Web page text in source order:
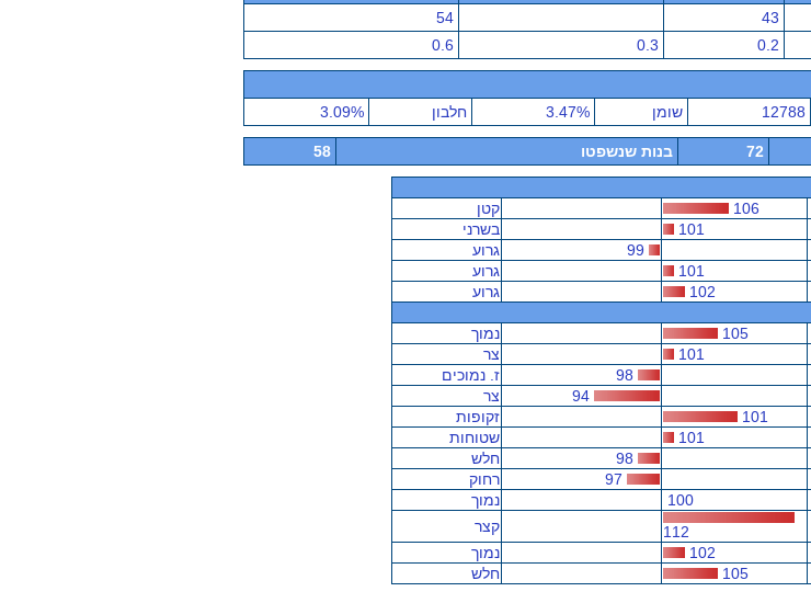
43
54
0.2
0.3
0.6
12788 שומן 3.47% חלבון 3.09%
72 בנות שנשפטו 58
106
קטן
101
בשרני
גרוע
101
גרוע
102
גרוע
105
נמוך
101
צר
ז. נמוכים
צר
101
זקופות
101
שטוחות
חלש
רחוק
100
נמוך
112
קצר
102
נמוך
105 חלש